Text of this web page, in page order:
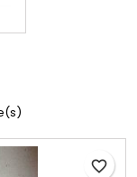
favorite_border